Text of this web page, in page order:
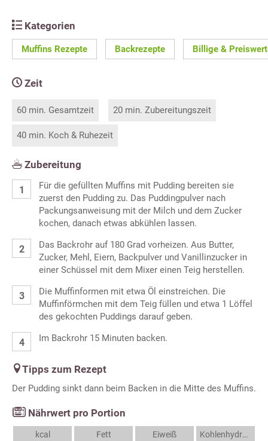
Kategorien
Muffins Rezepte Backrezepte Billige &
Zeit
60 min. Gesamtzeit 20 min. Zubereitungszeit
40 min. Koch & Ruhezeit
Zubereitung
Für die gefüllten Muffins mit Pudding bereiten sie
zuerst den Pudding zu. Das Puddingpulver nach
Packungsanweisung mit der Milch und dem Zucker
kochen, danach etwas abkühlen lassen.
Das Backrohr auf 180 Grad vorheizen. Aus Butter,
Zucker, Mehl, Eiern, Backpulver und Vanillinzucker in
einer Schüssel mit dem Mixer einen Teig herstellen.
Die Muffinformen mit etwa Öl einstreichen. Die
Muffinförmchen mit dem Teig füllen und etwa 1 Löffel
des gekochten Puddings darauf geben.
Im Backrohr 15 Minuten backen.
Tipps zum Rezept
Der Pudding sinkt dann beim Backen in die Mitte des Muffins.
Nährwert pro Portion
kcal Fett Eiweiß Kohlenhydrate